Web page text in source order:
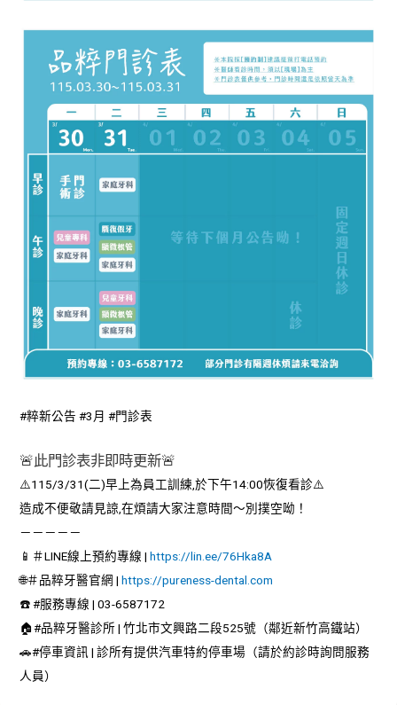
#粹新公告 #3月 #門診表
🚨此門診表非即時更新🚨
⚠️115/3/31(二)早上為員工訓練,於下午14:00恢復看診⚠️
造成不便敬請見諒,在煩請大家注意時間～別撲空呦！
－－－－－
📱＃LINE線上預約專線 |https://lin.ee/76Hka8A
🌐＃品粹牙醫官網 |https://pureness-dental.com
☎️ #服務專線 | 03-6587172
🏠#品粹牙醫診所 | 竹北市文興路二段525號（鄰近新竹高鐵站）
🚗#停車資訊 | 診所有提供汽車特約停車場（請於約診時詢問服務
人員）